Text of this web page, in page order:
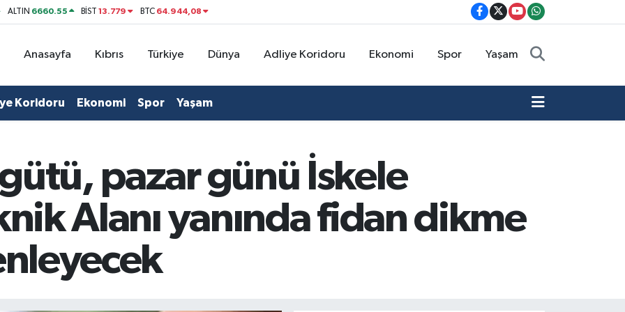
ALTIN 6660.55 BİST13.779 BTC 64.944,08
Anasayfa Kıbrıs Türkiye Dünya Adliye Koridoru Ekonomi Spor Yaşam
Koridoru Ekonomi Spor Yaşam
pazar günü İskele
Alanı yanında fidan dikme